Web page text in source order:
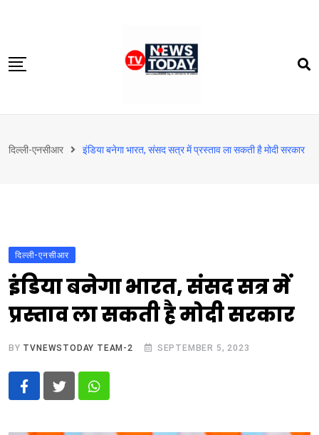
content
दिल्‍ली-एनसीआर
टेक्नोलॉजी
बिजनेस
विदेश
दिल्‍ली-एनसीआर इंडिया बनेगा भारत, संसद सत्र में प्रस्ताव ला सकती है मोदी सरकार
दिल्‍ली-एनसीआर
इंडिया बनेगा भारत, संसद सत्र में
प्रस्ताव ला सकती है मोदी सरकार
BY TVNEWSTODAY TEAM-2 SEPTEMBER 5, 2023
Whatsapp